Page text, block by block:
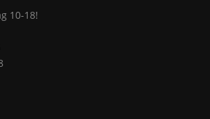
10-18!